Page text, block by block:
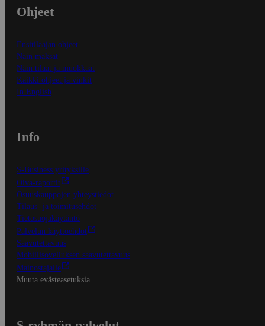
Ohjeet
Ensitilaajan ohjeet
Näin maksat
Näin tilaat ja muokkaat
Kaikki ohjeet ja vinkit
In English
Info
S-Business yrityksille
Oiva-raportit
Osuuskauppojen yhteystiedot
Tilaus- ja toimitusehdot
Tietosuojakäytäntö
Palvelun käyttöehdot
Saavutettavuus
Mobiilisovelluksen saavutettavuus
Mainostajalle
Muuta evästeasetuksia